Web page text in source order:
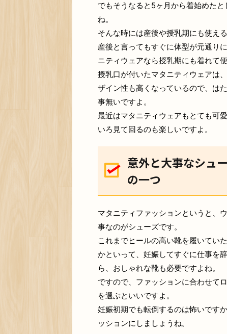
でもそうなると5ヶ月から着始めた
ね。
そんな時には産後や授乳期にも使え
産後と言ってもすぐに体型が元通り
ニティウェアなら授乳期にも着れて便
授乳口が付いたマタニティウェアは
ザイン性も高くなっているので、は
事無いですよ。
最近はマタニティウェアもとても可
いろ見て回るのも楽しいですよ。
意外と大事なシュ
の一つ
マタニティファッションというと、
事なのがシューズです。
これまでヒールの高い靴を履いてい
かといって、妊娠してすぐに仕事を
ら、おしゃれな靴も必要ですよね。
ですので、ファッションに合わせて
を選ぶといいですよ。
妊娠初期でも転倒するのは怖いです
ッションにしましょうね。